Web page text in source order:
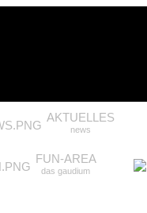
AKTUELLES
news
FUN-AREA
das gaudium